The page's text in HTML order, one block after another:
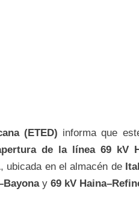
(ETED) informa que
de la línea 69 kV
, ubicada en el almacén de
y 69 kV